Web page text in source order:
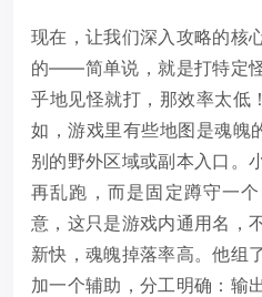
现在，让我们深入攻略的核
的——简单说，就是打特定
乎地见怪就打，那效率太低
如，游戏里有些地图是魂魄
别的野外区域或副本入口。
再乱跑，而是固定蹲守一
意，这只是游戏内通用名，
新快，魂魄掉落率高。他组
加一个辅助，分工明确：输